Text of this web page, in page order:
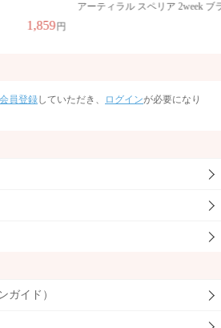
リア 2week ブラウン アイジェニ
会員登録していただき、 ログインが必要になり
ガイド）